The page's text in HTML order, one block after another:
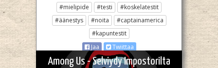
#mielipide
#testi
#koskelatestit
#äänestys
#noita
#captainamerica
#kapuntestit
Jaa
Twiittaa
Among Us - Selviydy Impostorilta